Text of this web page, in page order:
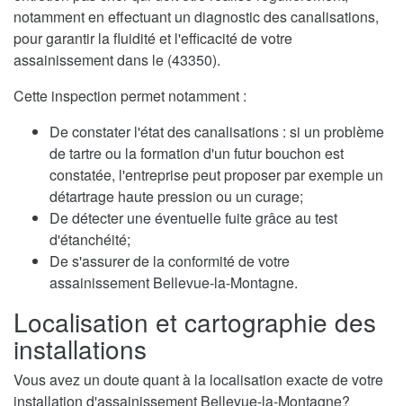
notamment en effectuant un diagnostic des canalisations,
pour garantir la fluidité et l'efficacité de votre
assainissement dans le (43350).
Cette inspection permet notamment :
De constater l'état des canalisations : si un problème
de tartre ou la formation d'un futur bouchon est
constatée, l'entreprise peut proposer par exemple un
détartrage haute pression ou un curage;
De détecter une éventuelle fuite grâce au test
d'étanchéité;
De s'assurer de la conformité de votre
assainissement Bellevue-la-Montagne.
Localisation et cartographie des
installations
Vous avez un doute quant à la localisation exacte de votre
installation d'assainissement Bellevue-la-Montagne?